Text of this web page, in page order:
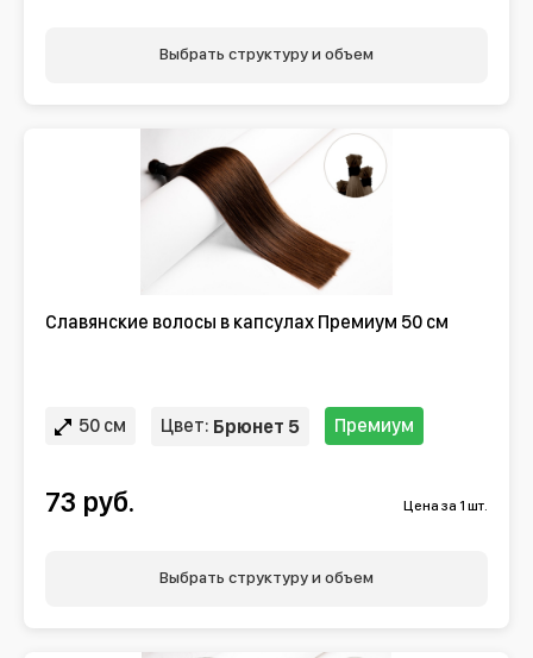
Выбрать структуру и объем
Славянские волосы в капсулах Премиум 50 см
50 см Цвет: Брюнет 5 Премиум
73 руб. Цена за 1 шт.
Выбрать структуру и объем